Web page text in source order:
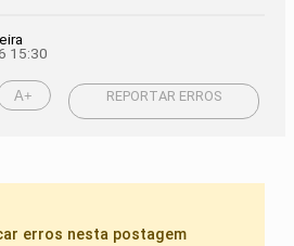
15:30
A+ REPORTAR ERROS
erros nesta postagem